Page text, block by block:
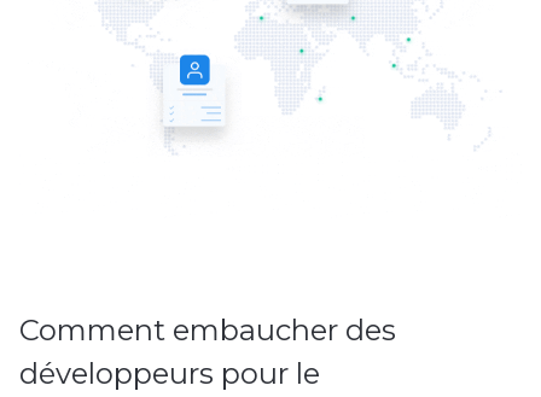
Comment embaucher des
développeurs pour le